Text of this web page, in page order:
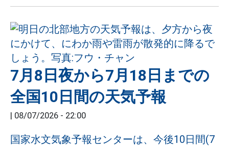
7月8日夜から7月18日までの
全国10日間の天気予報
| 08/07/2026 - 22:00
国家水文気象予報センターは、今後10日間(7